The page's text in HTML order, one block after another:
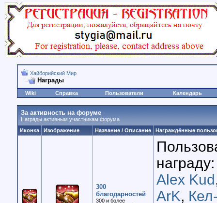
Хайборийский Мир
Награды
Wiki Справка Пользователи Календарь
За активность на форуме
Награды активным участникам форума
Иконка
Изображение Название / Описание Награждённые
300
благодарностей
300 и более
Alex Kud
ArK,